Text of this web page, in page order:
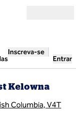
Inscreva-se
Entrar
Kelowna
Columbia, V4T